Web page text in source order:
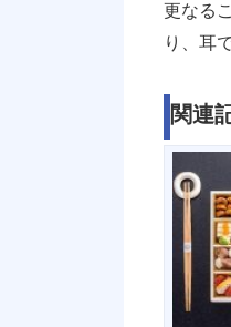
更なる
り、耳
関連